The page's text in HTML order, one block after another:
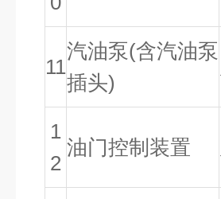
11
汽油泵(含汽油泵
插头)
1
2
油门控制装置